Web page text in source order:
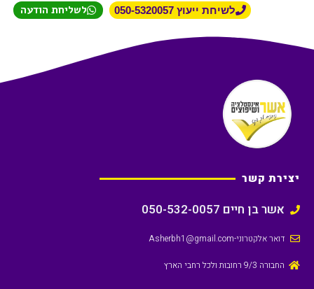
לשיחת ייעוץ 050-5320057 לשליחת הודעה
יצירת קשר
אשר בן חיים 050-532-0057
דואר אלקטרוני-Asherbh1@gmail.com
החבורה 9/3 רחובות ולכל רחבי הארץ